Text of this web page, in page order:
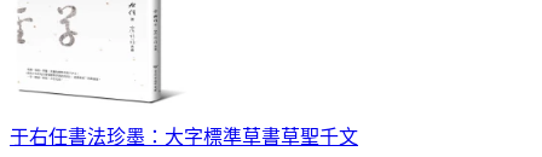
于右任書法珍墨：大字標準草書草聖千文